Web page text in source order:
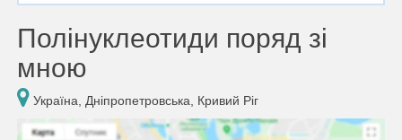
Полінуклеотиди поряд зі
мною
Україна, Дніпропетровська, Кривий Ріг